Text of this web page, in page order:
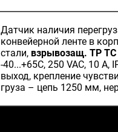
Датчик наличия
конвейерной ленте в
стали, взрывозащ. ТР ТС
-40...+65С, 250 VAC, 10 A,
выход, крепление
груза – цепь 1250 мм,